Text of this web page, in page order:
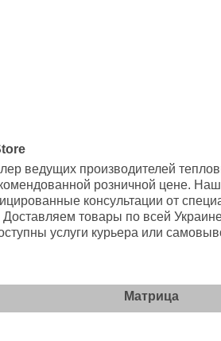
ведущих производителей
розничной цене.
консультации от
товары по всей
услуги курьера или
Матрица